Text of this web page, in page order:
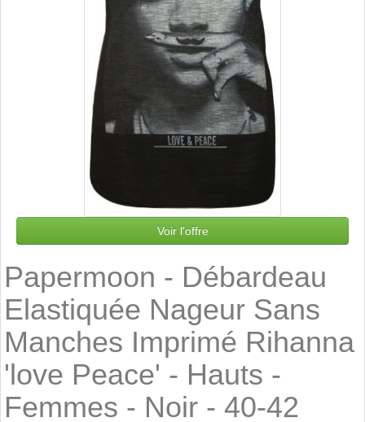
Voir l'offre
Papermoon - Débardeau
Elastiquée Nageur Sans
Manches Imprimé Rihanna
'love Peace' - Hauts -
Femmes - Noir - 40-42